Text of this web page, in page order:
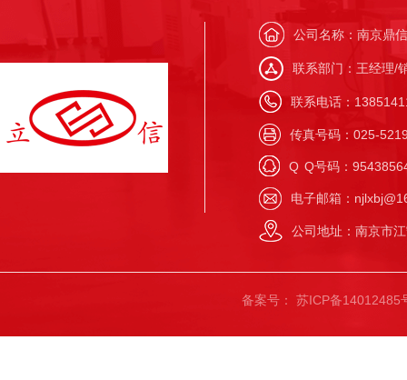
公司名称：南京鼎
联系部门：王经理/
联系电话：
传真号码：025-
Q Q号码：
电子邮箱：
公司地址：南京市
备案号： 苏ICP备14012485